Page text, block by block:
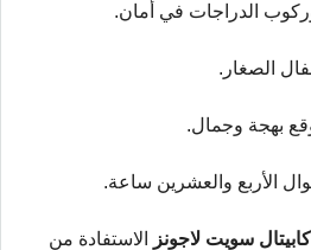
الدراجات في أمان.
الصغار.
بهجة وجمال.
الأربع والعشرين ساعة.
سويت لاجونز
الاستفادة من